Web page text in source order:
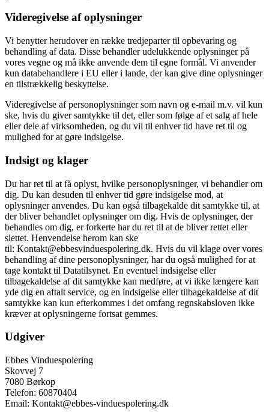
Videregivelse af oplysninger
Vi benytter herudover en række tredjeparter til opbevaring og
behandling af data. Disse behandler udelukkende oplysninger på
vores vegne og må ikke anvende dem til egne formål. Vi anvender
kun databehandlere i EU eller i lande, der kan give dine oplysninger
en tilstrækkelig beskyttelse.
Videregivelse af personoplysninger som navn og e-mail m.v. vil kun
ske, hvis du giver samtykke til det, eller som følge af et salg af hele
eller dele af virksomheden, og du vil til enhver tid have ret til og
mulighed for at gøre indsigelse.
Indsigt og klager
Du har ret til at få oplyst, hvilke personoplysninger, vi behandler om
dig. Du kan desuden til enhver tid gøre indsigelse mod, at
oplysninger anvendes. Du kan også tilbagekalde dit samtykke til, at
der bliver behandlet oplysninger om dig. Hvis de oplysninger, der
behandles om dig, er forkerte har du ret til at de bliver rettet eller
slettet. Henvendelse herom kan ske
til: Kontakt@ebbesvinduespolering.dk. Hvis du vil klage over vores
behandling af dine personoplysninger, har du også mulighed for at
tage kontakt til Datatilsynet. En eventuel indsigelse eller
tilbagekaldelse af dit samtykke kan medføre, at vi ikke længere kan
yde dig en aftalt service, og en indsigelse eller tilbagekaldelse af dit
samtykke kan kun efterkommes i det omfang regnskabsloven ikke
kræver at oplysningerne fortsat gemmes.
Udgiver
Ebbes Vinduespolering
Skovvej 7
7080 Børkop
Telefon: 60870404
Email: Kontakt@ebbes-vinduespolering.dk